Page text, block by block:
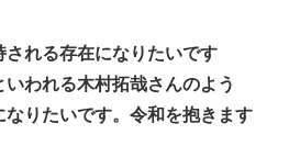
される存在になりたいです
われる木村拓哉さんのよう
なりたいです。令和を抱きます